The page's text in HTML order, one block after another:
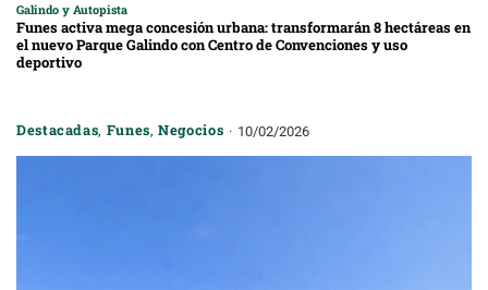
Galindo y Autopista
Funes activa mega concesión urbana: transformarán 8 hectáreas en
el nuevo Parque Galindo con Centro de Convenciones y uso
deportivo
Destacadas, Funes,Negocios 10/02/2026